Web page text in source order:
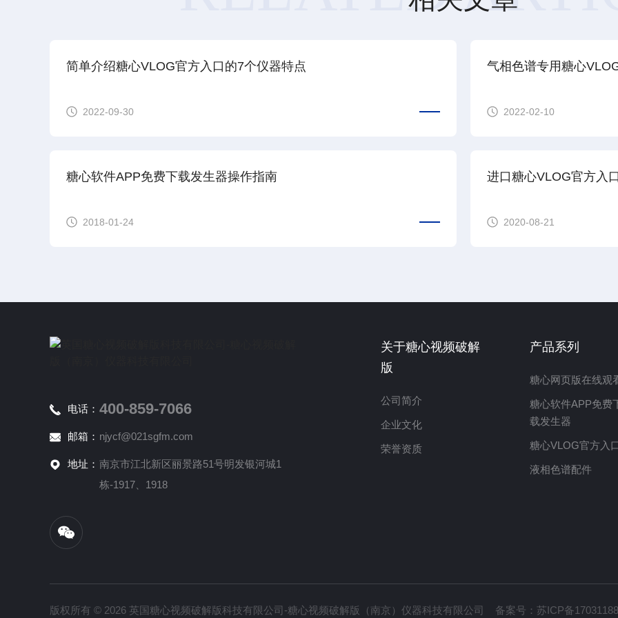
简单介绍糖心VLOG官方入口的7个仪器特点
2022-09-30
气相色谱专用糖心
2022-02-10
糖心软件APP免费下载发生器操作指南
2018-01-24
进口糖心VLOG官方入
2020-08-21
电话： 400-859-7066
邮箱： njycf@021sgfm.com
地址： 南京市江北新区丽景路51号明发银河城1
栋-1917、1918
关于糖心视频破解
版
公司简介
企业文化
荣誉资质
产品系列
糖心网页版在线观
糖心软件APP免费
载发生器
糖心VLOG官方入
液相色谱配件
版权所有 © 2026 英国糖心视频破解版科技有限公司-糖心视频破解版（南京）仪器科技有限公司 备案号： 苏ICP备